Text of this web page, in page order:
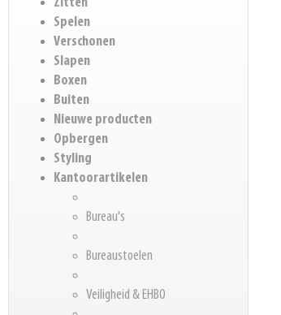
Spelen
Verschonen
Slapen
Boxen
Buiten
Nieuwe producten
Opbergen
Styling
Kantoorartikelen
Bureau's
Bureaustoelen
Veiligheid & EHBO